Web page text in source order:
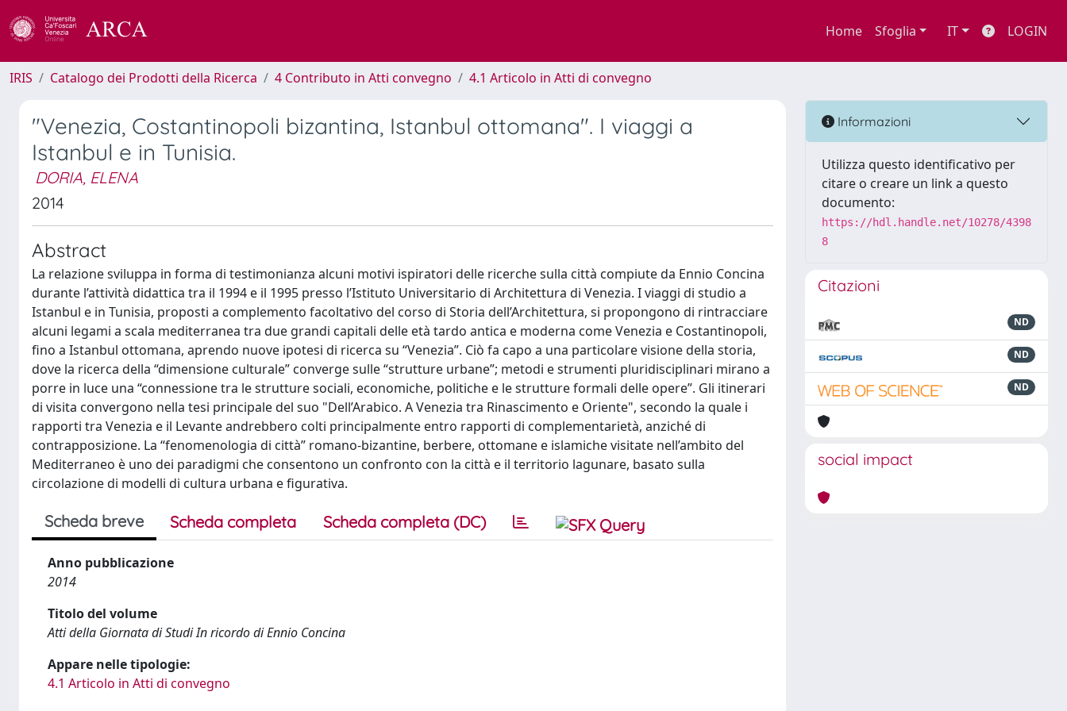
Home Sfoglia IT LOGIN
IRIS Catalogo dei Prodotti della Ricerca 4 Contributo in Atti convegno 4.1 Articolo in Atti di convegno
"Venezia, Costantinopoli bizantina, Istanbul ottomana". I viaggi a
Istanbul e in Tunisia.
DORIA, ELENA
2014
Abstract
La relazione sviluppa in forma di testimonianza alcuni motivi ispiratori delle ricerche sulla città compiute da Ennio Concina
durante l’attività didattica tra il 1994 e il 1995 presso l’Istituto Universitario di Architettura di Venezia. I viaggi di studio a
Istanbul e in Tunisia, proposti a complemento facoltativo del corso di Storia dell’Architettura, si propongono di rintracciare
alcuni legami a scala mediterranea tra due grandi capitali delle età tardo antica e moderna come Venezia e Costantinopoli,
fino a Istanbul ottomana, aprendo nuove ipotesi di ricerca su “Venezia”. Ciò fa capo a una particolare visione della storia,
dove la ricerca della “dimensione culturale” converge sulle “strutture urbane”; metodi e strumenti pluridisciplinari mirano a
porre in luce una “connessione tra le strutture sociali, economiche, politiche e le strutture formali delle opere”. Gli itinerari
di visita convergono nella tesi principale del suo "Dell’Arabico. A Venezia tra Rinascimento e Oriente", secondo la quale i
rapporti tra Venezia e il Levante andrebbero colti principalmente entro rapporti di complementarietà, anziché di
contrapposizione. La “fenomenologia di città” romano-bizantine, berbere, ottomane e islamiche visitate nell’ambito del
Mediterraneo è uno dei paradigmi che consentono un confronto con la città e il territorio lagunare, basato sulla
circolazione di modelli di cultura urbana e figurativa.
Scheda breve Scheda completa Scheda completa (DC)
Anno pubblicazione
2014
Titolo del volume
Atti della Giornata di Studi In ricordo di Ennio Concina
Appare nelle tipologie:
4.1 Articolo in Atti di convegno
Informazioni
Utilizza questo identificativo per
citare o creare un link a questo
documento:
https://hdl.handle.net/10278/4398
8
Citazioni
ND
ND
ND
social impact